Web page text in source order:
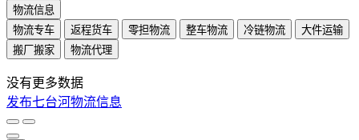
物流信息
物流专车
返程货车 零担物流 整车物流 冷链物流
大件运输
搬厂搬家
物流代理
没有更多数据
发布七台河物流信息